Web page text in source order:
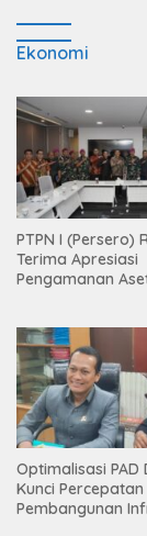
Ekonomi
PTPN I (Persero)
Terima Apresiasi
Pengamanan
Optimalisasi PAD
Kunci Percepatan
Pembangunan